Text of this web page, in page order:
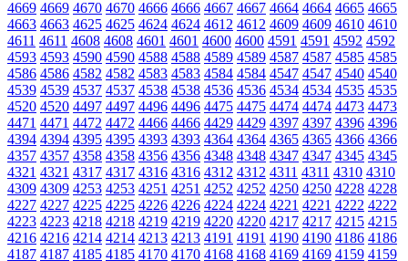
4669 4669 4670 4670 4666 4666 4667 4667 4664 4664 4665 4665
4663 4663 4625 4625 4624 4624 4612 4612 4609 4609 4610 4610
4611 4611 4608 4608 4601 4601 4600 4600 4591 4591 4592 4592
4593 4593 4590 4590 4588 4588 4589 4589 4587 4587 4585 4585
4586 4586 4582 4582 4583 4583 4584 4584 4547 4547 4540 4540
4539 4539 4537 4537 4538 4538 4536 4536 4534 4534 4535 4535
4520 4520 4497 4497 4496 4496 4475 4475 4474 4474 4473 4473
4471 4471 4472 4472 4466 4466 4429 4429 4397 4397 4396 4396
4394 4394 4395 4395 4393 4393 4364 4364 4365 4365 4366 4366
4357 4357 4358 4358 4356 4356 4348 4348 4347 4347 4345 4345
4321 4321 4317 4317 4316 4316 4312 4312 4311 4311 4310 4310
4309 4309 4253 4253 4251 4251 4252 4252 4250 4250 4228 4228
4227 4227 4225 4225 4226 4226 4224 4224 4221 4221 4222 4222
4223 4223 4218 4218 4219 4219 4220 4220 4217 4217 4215 4215
4216 4216 4214 4214 4213 4213 4191 4191 4190 4190 4186 4186
4187 4187 4185 4185 4170 4170 4168 4168 4169 4169 4159 4159